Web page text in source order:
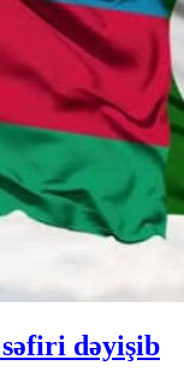
səfiri dəyişib